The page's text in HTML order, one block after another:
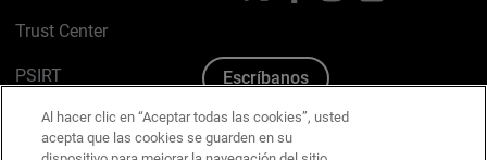
Trust Center
PSIRT
Política de cookies
Escríbanos
Al hacer clic en “Aceptar todas las cookies”, usted
acepta que las cookies se guarden en su